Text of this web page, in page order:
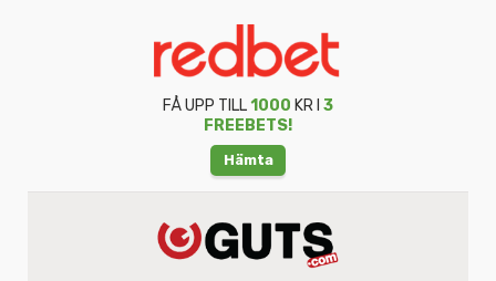
FÅ UPP TILL1000 KR I 3
FREEBETS!
Hämta